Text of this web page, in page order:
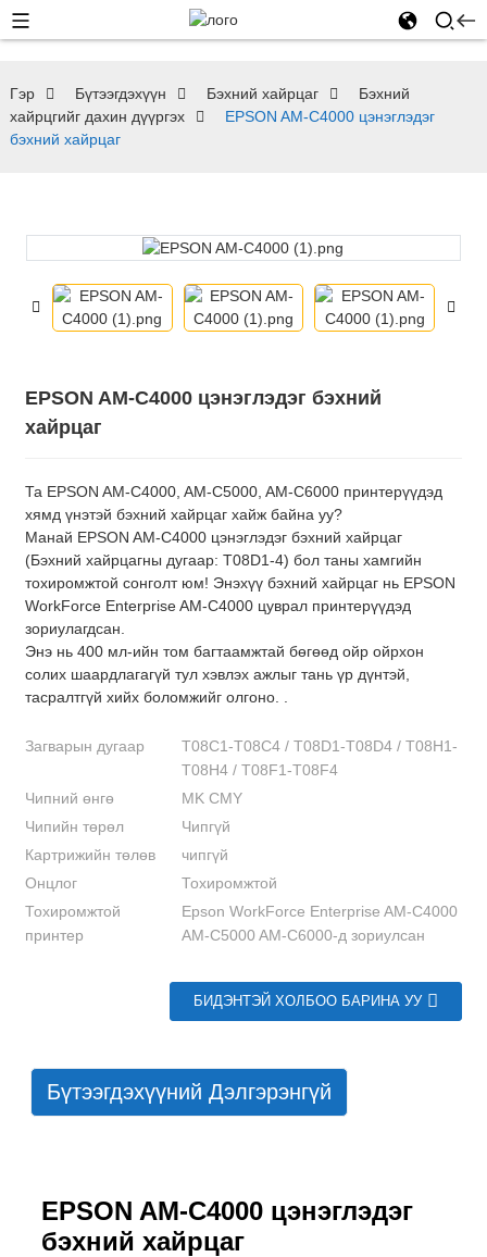
Гэр Бүтээгдэхүүн Бэхний хайрцаг
Бэхний
хайрцгийг дахин дүүргэх
EPSON AM-C4000 цэнэглэдэг
бэхний хайрцаг
EPSON AM-C4000 цэнэглэдэг бэхний
хайрцаг
Та EPSON AM-C4000, AM-C5000, AM-C6000 принтерүүдэд
хямд үнэтэй бэхний хайрцаг хайж байна уу?
Манай EPSON AM-C4000 цэнэглэдэг бэхний хайрцаг
(Бэхний хайрцагны дугаар: T08D1-4) бол таны хамгийн
тохиромжтой сонголт юм! Энэхүү бэхний хайрцаг нь EPSON
WorkForce Enterprise AM-C4000 цуврал принтерүүдэд
зориулагдсан.
Энэ нь 400 мл-ийн том багтаамжтай бөгөөд ойр ойрхон
солих шаардлагагүй тул хэвлэх ажлыг тань үр дүнтэй,
тасралтгүй хийх боломжийг олгоно. .
Загварын дугаар
T08C1-T08C4 / T08D1-T08D4 / T08H1-
T08H4 / T08F1-T08F4
Чипний өнгө
MK CMY
Чипийн төрөл
Чипгүй
Картрижийн төлөв
чипгүй
Онцлог
Тохиромжтой
Тохиромжтой
принтер
Epson WorkForce Enterprise AM-C4000
AM-C5000 AM-C6000-д зориулсан
БИДЭНТЭЙ ХОЛБОО БАРИНА УУ
Бүтээгдэхүүний Дэлгэрэнгүй
EPSON AM-C4000 цэнэглэдэг
бэхний хайрцаг